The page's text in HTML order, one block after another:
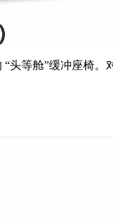
头等舱”缓冲座椅。